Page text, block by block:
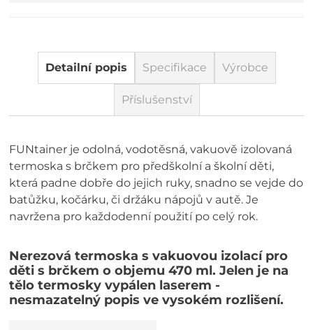
Detailní popis Specifikace Výrobce
Příslušenství
FUNtainer je odolná, vodotěsná, vakuově izolovaná
termoska s brčkem pro předškolní a školní děti,
která padne dobře do jejich ruky, snadno se vejde do
batůžku, kočárku, či držáku nápojů v autě. Je
navržena pro každodenní použití po celý rok.
Nerezová termoska s vakuovou izolací pro
děti s brčkem o objemu 470 ml. Jelen je na
tělo termosky vypálen laserem -
nesmazatelný popis ve vysokém rozlišení.